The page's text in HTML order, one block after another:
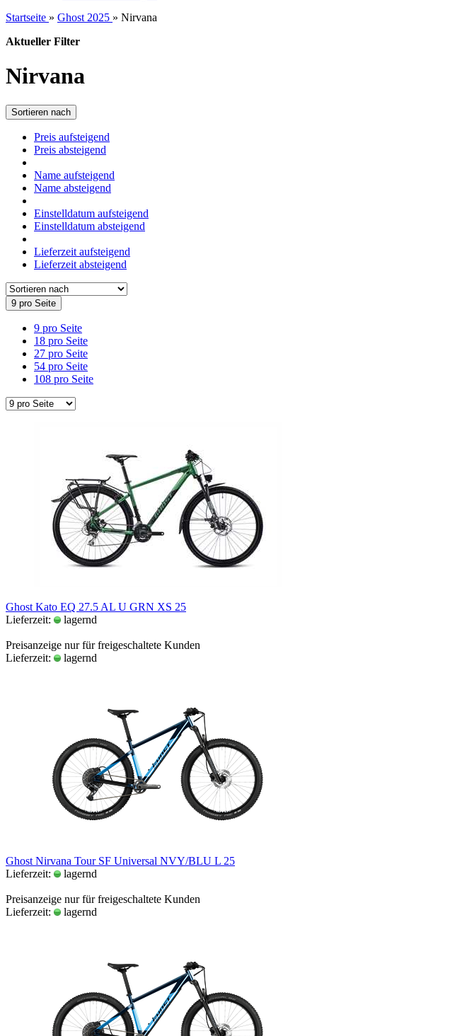
Startseite » Ghost 2025 » Nirvana
Aktueller Filter
Nirvana
Sortieren nach
Preis aufsteigend
Preis absteigend
Name aufsteigend
Name absteigend
Einstelldatum aufsteigend
Einstelldatum absteigend
Lieferzeit aufsteigend
Lieferzeit absteigend
9 pro Seite
9 pro Seite
18 pro Seite
27 pro Seite
54 pro Seite
108 pro Seite
Ghost Kato EQ 27.5 AL U GRN XS 25
Lieferzeit:
lagernd
Preisanzeige nur für freigeschaltete Kunden
Lieferzeit:
lagernd
Ghost Nirvana Tour SF Universal NVY/BLU L 25
Lieferzeit:
lagernd
Preisanzeige nur für freigeschaltete Kunden
Lieferzeit:
lagernd